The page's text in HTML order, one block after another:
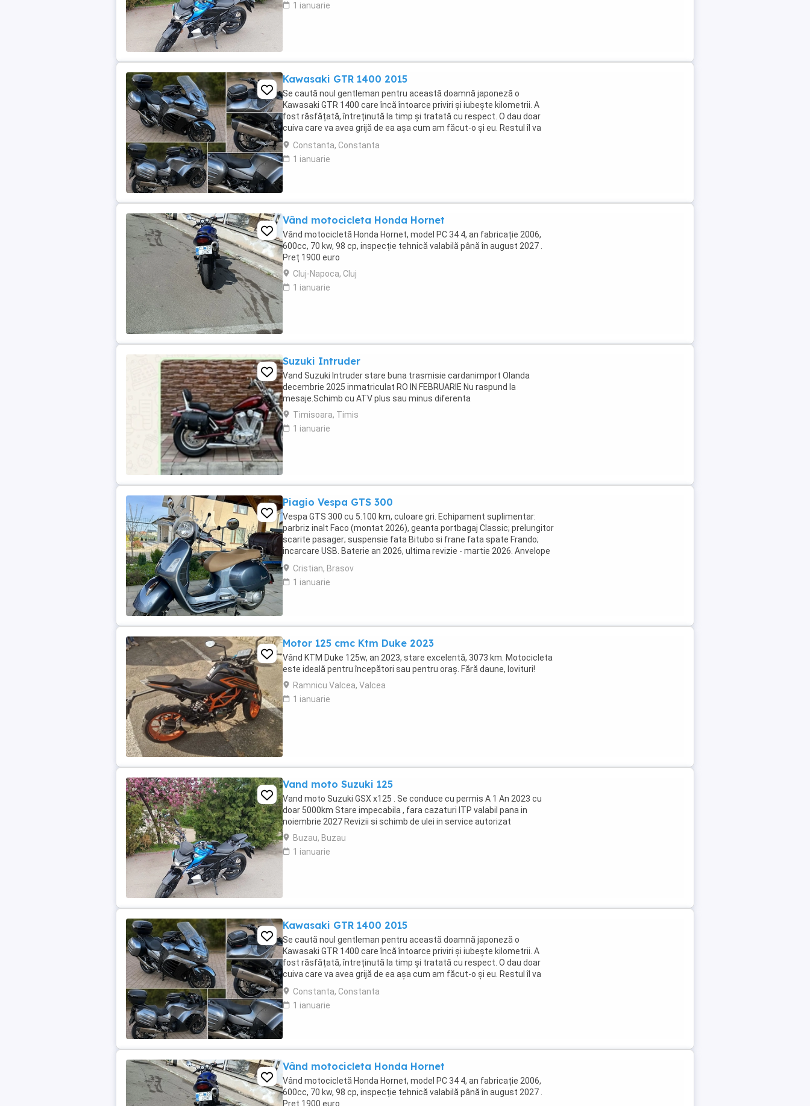
1 ianuarie
Kawasaki GTR 1400 2015
Se caută noul gentleman pentru această doamnă japoneză o
Kawasaki GTR 1400 care încă întoarce priviri și iubește kilometrii. A
fost răsfățată, întreținută la timp și tratată cu respect. O dau doar
cuiva care va avea grijă de ea așa cum am făcut-o și eu. Restul îl va
convinge ea la prima cheie. Vă ...
Constanta, Constanta
1 ianuarie
Vând motocicleta Honda Hornet
Vând motocicletă Honda Hornet, model PC 34 4, an fabricație 2006,
600cc, 70 kw, 98 cp, inspecție tehnică valabilă până în august 2027 .
Preț 1900 euro
Cluj-Napoca, Cluj
1 ianuarie
Suzuki Intruder
Vand Suzuki Intruder stare buna trasmisie cardanimport Olanda
decembrie 2025 inmatriculat RO IN FEBRUARIE Nu raspund la
mesaje.Schimb cu ATV plus sau minus diferenta
Timisoara, Timis
1 ianuarie
Piagio Vespa GTS 300
Vespa GTS 300 cu 5.100 km, culoare gri. Echipament suplimentar:
parbriz inalt Faco (montat 2026), geanta portbagaj Classic; prelungitor
scarite pasager; suspensie fata Bitubo si frane fata spate Frando;
incarcare USB. Baterie an 2026, ultima revizie - martie 2026. Anvelope
2024. Itp valabil pana in ...
Cristian, Brasov
1 ianuarie
Motor 125 cmc Ktm Duke 2023
Vând KTM Duke 125w, an 2023, stare excelentă, 3073 km. Motocicleta
este ideală pentru începători sau pentru oraș. Fără daune, lovituri!
Ramnicu Valcea, Valcea
1 ianuarie
Vand moto Suzuki 125
Vand moto Suzuki GSX x125 . Se conduce cu permis A 1 An 2023 cu
doar 5000km Stare impecabila , fara cazaturi ITP valabil pana in
noiembrie 2027 Revizii si schimb de ulei in service autorizat
Buzau, Buzau
1 ianuarie
Kawasaki GTR 1400 2015
Se caută noul gentleman pentru această doamnă japoneză o
Kawasaki GTR 1400 care încă întoarce priviri și iubește kilometrii. A
fost răsfățată, întreținută la timp și tratată cu respect. O dau doar
cuiva care va avea grijă de ea așa cum am făcut-o și eu. Restul îl va
convinge ea la prima cheie. Vă ...
Constanta, Constanta
1 ianuarie
Vând motocicleta Honda Hornet
Vând motocicletă Honda Hornet, model PC 34 4, an fabricație 2006,
600cc, 70 kw, 98 cp, inspecție tehnică valabilă până în august 2027 .
Preț 1900 euro